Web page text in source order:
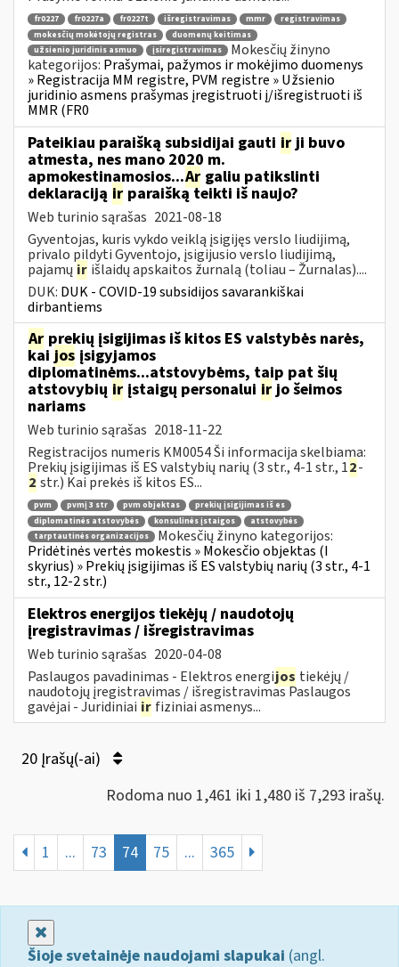
fr0227 fr0227a fr0227t išregistravimas mmr
registravimas
mokesčių mokėtojų registras
duomenų keitimas
užsienio juridinis asmuo
įsiregistravimas
Mokesčių žinyno
kategorijos: Prašymai, pažymos ir mokėjimo duomenys
» Registracija MM registre, PVM registre » Užsienio
juridinio asmens prašymas įregistruoti į/išregistruoti iš
MMR (FR0
Pateikiau paraišką subsidijai gauti irji buvo
atmesta, nes mano 2020 m.
apmokestinamosios...Ar galiu patikslinti
deklaraciją ir paraišką teikti iš naujo?
Web turinio sąrašas 2021-08-18
Gyventojas, kuris vykdo veiklą įsigijęs verslo liudijimą,
privalo pildyti Gyventojo, įsigijusio verslo liudijimą,
pajamų ir išlaidų apskaitos žurnalą (toliau – Žurnalas)....
DUK: DUK - COVID-19 subsidijos savarankiškai
dirbantiems
Ar prekių įsigijimas iš kitos ES valstybės narės,
kai jos įsigyjamos
diplomatinėms...atstovybėms, taip pat šių
atstovybių ir įstaigų personalui irjo šeimos
nariams
Web turinio sąrašas 2018-11-22
Registracijos numeris KM0054 Ši informacija skelbiama:
Prekių įsigijimas iš ES valstybių narių (3 str., 4-1 str., 12-
2 str.) Kai prekės iš kitos ES...
pvm pvmį 3 str pvm objektas
prekių įsigijimas iš es
diplomatinės atstovybės
konsulinės įstaigos
atstovybės
tarptautinės organizacijos
Mokesčių žinyno kategorijos:
Pridėtinės vertės mokestis » Mokesčio objektas (I
skyrius) » Prekių įsigijimas iš ES valstybių narių (3 str., 4-1
str., 12-2 str.)
Elektros energijos tiekėjų / naudotojų
įregistravimas / išregistravimas
Web turinio sąrašas 2020-04-08
Paslaugos pavadinimas - Elektros energijos tiekėjų /
naudotojų įregistravimas / išregistravimas Paslaugos
gavėjai - Juridiniai ir fiziniai asmenys...
20 Įrašų(-ai)
Rodoma nuo 1,461 iki 1,480 iš 7,293 irašų.
1 ... 73 74 75 ... 365
Šioje svetainėje naudojami slapukai (angl.